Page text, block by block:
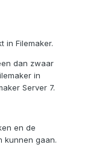
in Filemaker.
dan zwaar
in
Server 7.
en de
kunnen gaan.